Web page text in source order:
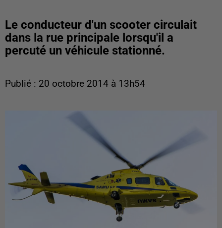
Le conducteur d'un scooter circulait
dans la rue principale lorsqu'il a
percuté un véhicule stationné.
Publié : 20 octobre 2014 à 13h54